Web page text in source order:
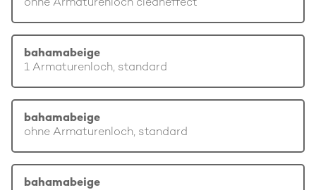
ohne Armaturenloch cleaneffect
bahamabeige
1 Armaturenloch, standard
bahamabeige
ohne Armaturenloch, standard
bahamabeige